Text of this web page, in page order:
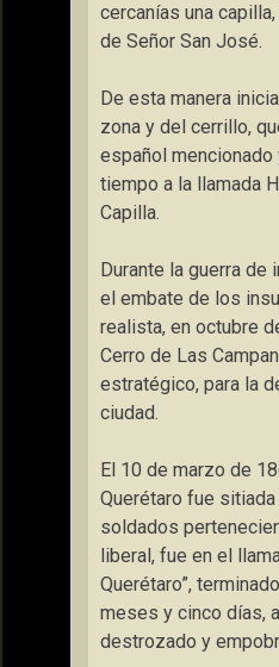
cercanías una
de Señor San José.
De esta manera
zona y del cerrillo,
español mencionado
tiempo a la llamada
Capilla.
Durante la guerra de
el embate de los
realista, en octubre
Cerro de Las
estratégico, para la
ciudad.
El 10 de marzo de
Querétaro fue
soldados
liberal, fue en el
Querétaro”,
meses y cinco días,
destrozado y